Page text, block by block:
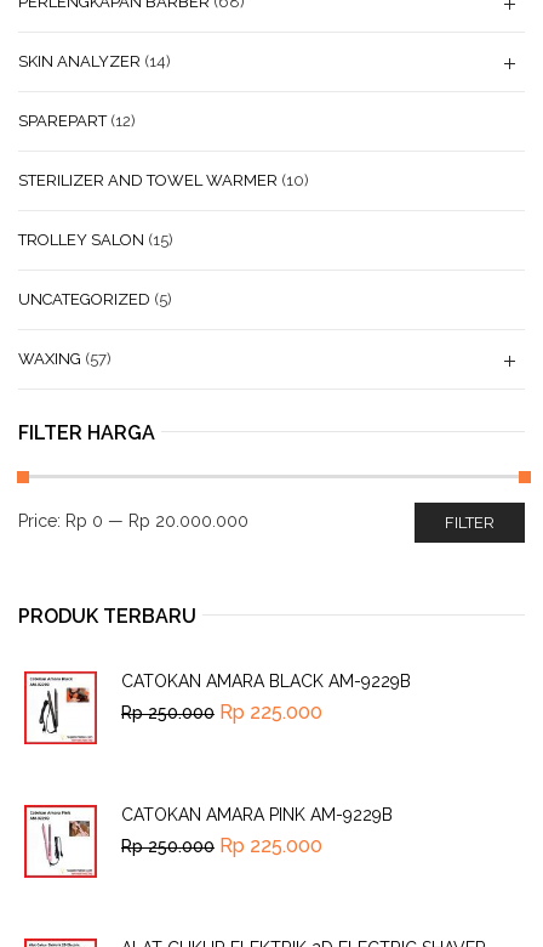
SKIN ANALYZER (14)
SPAREPART (12)
STERILIZER AND TOWEL WARMER (10)
TROLLEY SALON (15)
UNCATEGORIZED (5)
WAXING (57)
FILTER HARGA
FILTER
Price: Rp 0 — Rp 20.000.000
PRODUK TERBARU
CATOKAN AMARA BLACK AM-9229B
Rp250.000 Rp 225.000
CATOKAN AMARA PINK AM-9229B
Rp250.000 Rp 225.000